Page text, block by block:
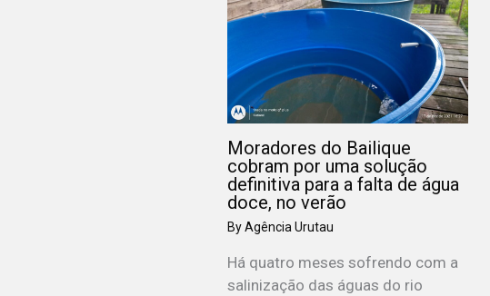
Moradores do Bailique
cobram por uma solução
definitiva para a falta de água
doce, no verão
ByAgência Urutau
Há quatro meses sofrendo com a
salinização das águas do rio